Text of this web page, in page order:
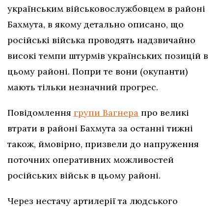
українським військовослужбовцем в районі
Бахмута, в якому детально описано, що
російські війська проводять надзвичайно
високі темпи штурмів українських позицій в
цьому районі. Попри те вони (окупанти)
мають тільки незначний прогрес.
Повідомлення групи Вагнера про великі
втрати в районі Бахмута за останні тижні
також, ймовірно, призвели до напруження
поточних оперативних можливостей
російських військ в цьому районі.
Через нестачу артилерії та людського